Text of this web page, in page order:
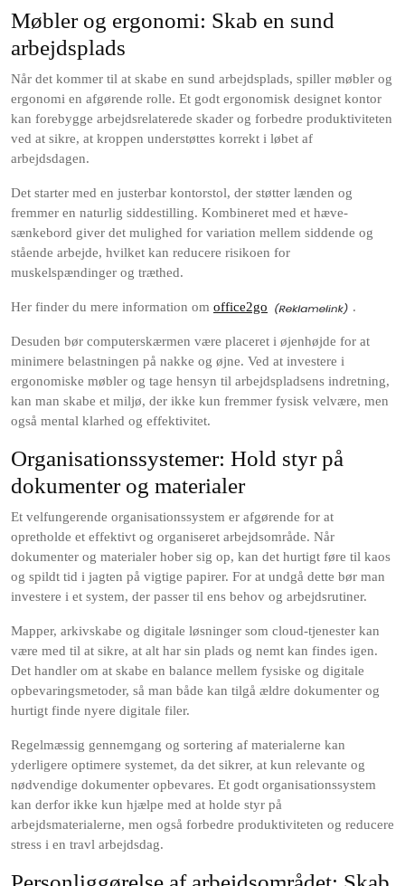
Møbler og ergonomi: Skab en sund
arbejdsplads
Når det kommer til at skabe en sund arbejdsplads, spiller møbler og
ergonomi en afgørende rolle. Et godt ergonomisk designet kontor
kan forebygge arbejdsrelaterede skader og forbedre produktiviteten
ved at sikre, at kroppen understøttes korrekt i løbet af
arbejdsdagen.
Det starter med en justerbar kontorstol, der støtter lænden og
fremmer en naturlig siddestilling. Kombineret med et hæve-
sænkebord giver det mulighed for variation mellem siddende og
stående arbejde, hvilket kan reducere risikoen for
muskelspændinger og træthed.
Her finder du mere information om office2go .
Desuden bør computerskærmen være placeret i øjenhøjde for at
minimere belastningen på nakke og øjne. Ved at investere i
ergonomiske møbler og tage hensyn til arbejdspladsens indretning,
kan man skabe et miljø, der ikke kun fremmer fysisk velvære, men
også mental klarhed og effektivitet.
Organisationssystemer: Hold styr på
dokumenter og materialer
Et velfungerende organisationssystem er afgørende for at
opretholde et effektivt og organiseret arbejdsområde. Når
dokumenter og materialer hober sig op, kan det hurtigt føre til kaos
og spildt tid i jagten på vigtige papirer. For at undgå dette bør man
investere i et system, der passer til ens behov og arbejdsrutiner.
Mapper, arkivskabe og digitale løsninger som cloud-tjenester kan
være med til at sikre, at alt har sin plads og nemt kan findes igen.
Det handler om at skabe en balance mellem fysiske og digitale
opbevaringsmetoder, så man både kan tilgå ældre dokumenter og
hurtigt finde nyere digitale filer.
Regelmæssig gennemgang og sortering af materialerne kan
yderligere optimere systemet, da det sikrer, at kun relevante og
nødvendige dokumenter opbevares. Et godt organisationssystem
kan derfor ikke kun hjælpe med at holde styr på
arbejdsmaterialerne, men også forbedre produktiviteten og reducere
stress i en travl arbejdsdag.